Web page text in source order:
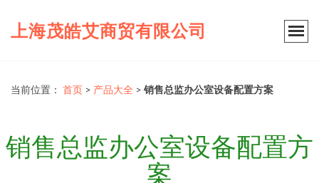
上海茂皓艾商贸有限公司
当前位置： 首页 > 产品大全 > 销售总监办公室设备配置方案
销售总监办公室设备配置方
案